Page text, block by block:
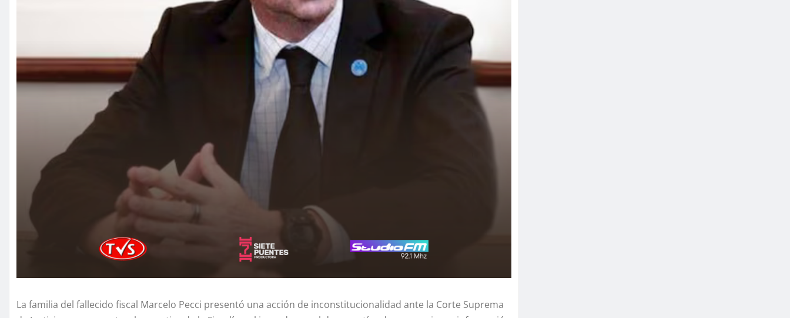
La familia del fallecido fiscal Marcelo Pecci presentó una acción de inconstitucionalidad ante la Corte Suprema